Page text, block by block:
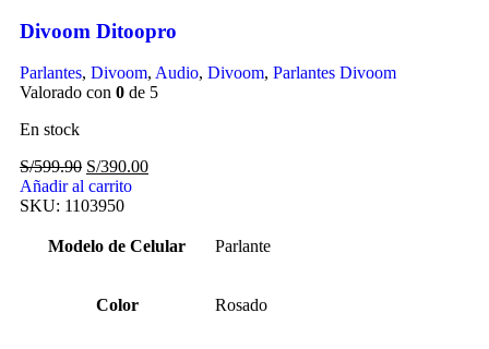
Divoom Ditoopro
Parlantes, Divoom, Audio, Divoom, Parlantes Divoom
Valorado con 0 de 5
En stock
S/599.90 S/390.00
Añadir al carrito
SKU: 1103950
Modelo de Celular Parlante
Color Rosado